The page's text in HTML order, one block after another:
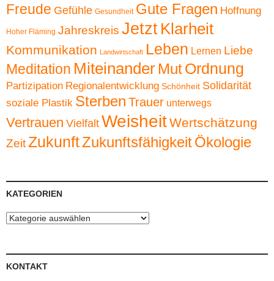
Freude Gefühle Gesundheit Gute Fragen Hoffnung
Hoher Fläming Jahreskreis Jetzt Klarheit
Kommunikation Landwirtschaft Leben Lernen Liebe
Meditation Miteinander MutOrdnung
Partizipation Regionalentwicklung Schönheit Solidarität
soziale Plastik Sterben Trauer unterwegs
Vertrauen Vielfalt WeisheitWertschätzung
ZeitZukunftZukunftsfähigkeitÖkologie
KATEGORIEN
Kategorien
KONTAKT